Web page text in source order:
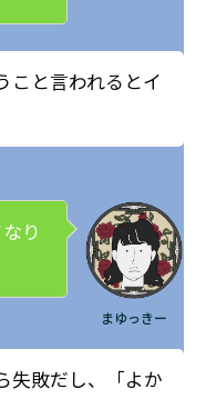
こと言われるとイ
まゆっきー
り
失敗だし、「よか